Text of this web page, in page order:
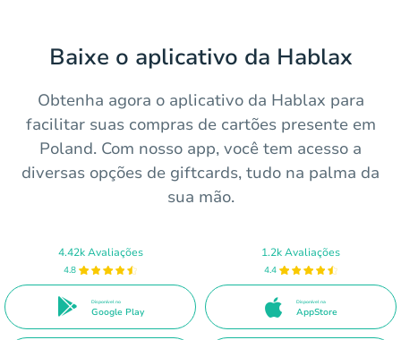
Baixe o aplicativo da Hablax
Obtenha agora o aplicativo da Hablax para
facilitar suas compras de cartões presente em
Poland. Com nosso app, você tem acesso a
diversas opções de giftcards, tudo na palma da
sua mão.
4.42k Avaliações
4.8
Disponível no
Google Play
1.2k Avaliações
4.4
Disponível na
AppStore